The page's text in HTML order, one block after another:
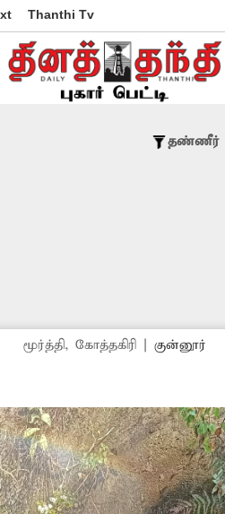
Thanthi Tv
தண்ணீர்
மூர்த்தி, கோத்தகிரி| குன்னூர்